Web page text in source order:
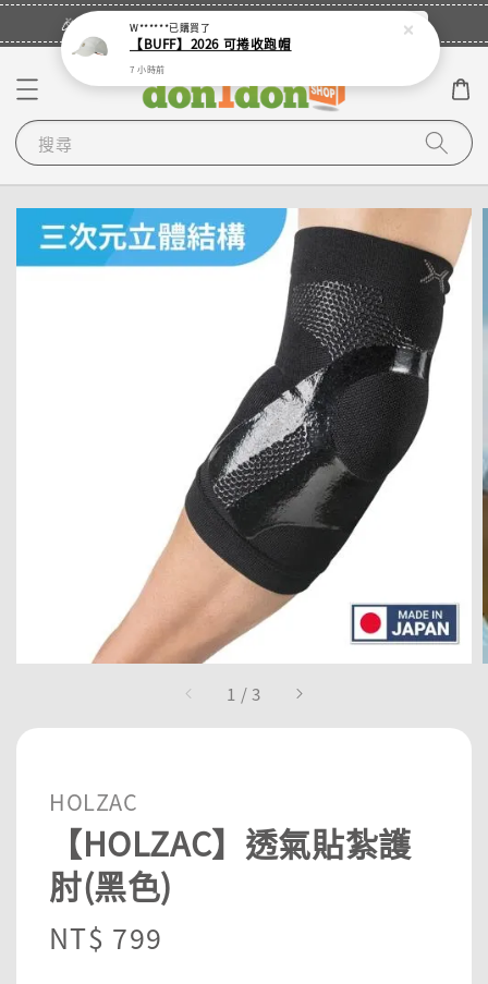
🎉登入會員・領取您的專屬折扣券！ 立即登入
搜尋
1 /3
HOLZAC
【HOLZAC】透氣貼紮護
肘(黑色)
Regular
NT$ 799
W******已購買了
【BUFF】2026 可捲收跑帽
7 小時前